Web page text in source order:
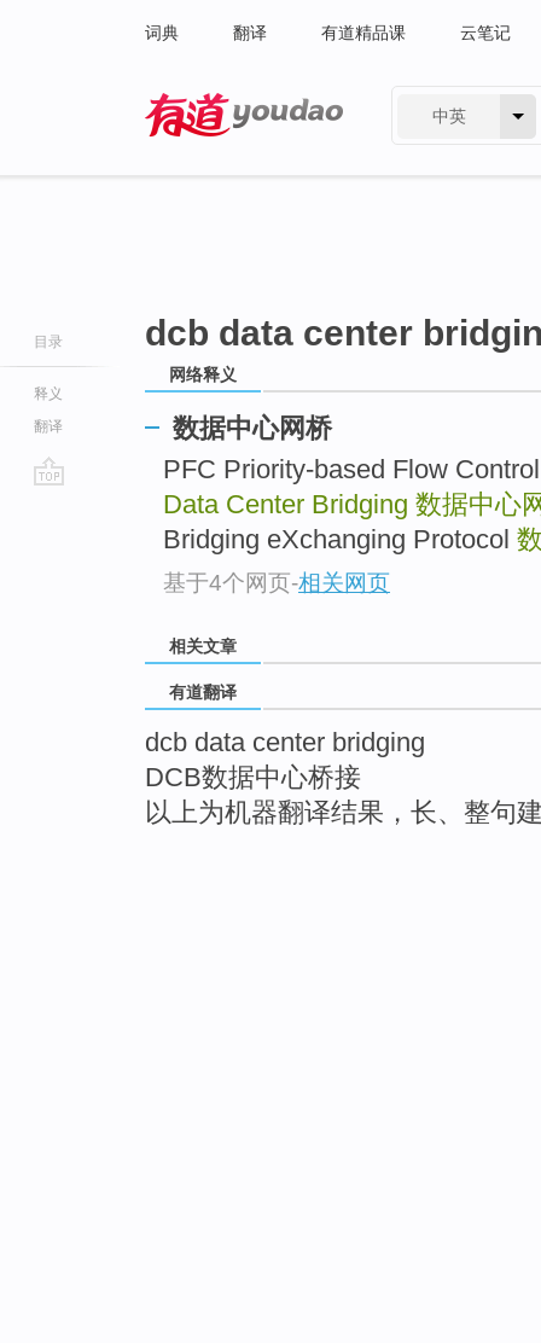
词典 翻译 有道精品课 云笔记
中英
目录
释义
翻译
dcb data center
网络释义
数据中心网桥
PFC Priority-based Flow
Data Center Bridging 数据中心
Bridging eXchanging Protocol
基于4个网页-相关网页
相关文章
有道翻译
dcb data center bridging
DCB数据中心桥接
以上为机器翻译结果，长、整句